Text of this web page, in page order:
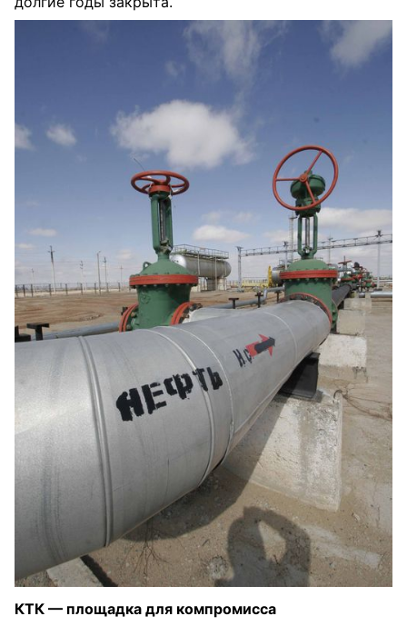
КТК — площадка для компромисса